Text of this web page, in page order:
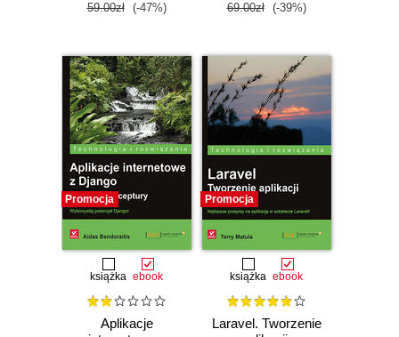
59.00zł (-47%) 69.00zł (-39%)
Promocja
książka ebook
Aplikacje
Promocja
książka ebook
Laravel. Tworzenie